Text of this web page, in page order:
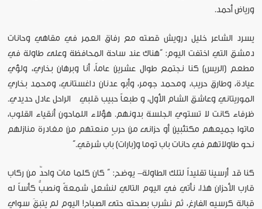
ورياض أحمد.
يسرد الشاعر خليل درويش قصته مع رفاق العمر في مقاهي وحانات
دمشق التي اختفت اليوم: “هناك عند ساحة المحافظة وعلى طاولة في
مطعم (الريس) كنا نجتمع طوال عشرين عاماً، أنا وبرهان بخاري، ولؤي
عيادة، وطارق حريب، ومحمد جومر، وأبو عدنان داغستاني، ومحمد بخاري
الموريتاني وعاشق الشام الأول، و طبعاً حبيب قلبي الراحل عادل حديدي.
ظرفاء كانت لا تستوي الجلسة بدونهم. هؤلاء اللماحون أنقياء القلوب،
ماتوا جميعهم مكتئبين أو حزانى من حربٍ منعتهم من مغادرة منازلهم
نحو طاولاتهم في حانات باب توما و(بارات) باب شرقي.”
كنا قد أرسينا تقليداً لتلك الطاولة- يوضح: ” كان كلما مات واحدٌ من ركاب
قارب الأحزان هذا، نأتي في اليوم التالي لنشعل شمعةً ونصبُّ كأساً له
قبالة كرسيه الفارغ، ثم نشرب بصحته حتى الصباح! اليوم لم يتبقَ سواي